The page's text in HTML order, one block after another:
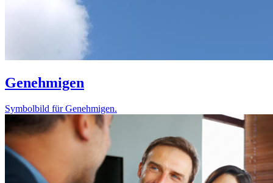
Genehmigen
Symbolbild für Genehmigen.